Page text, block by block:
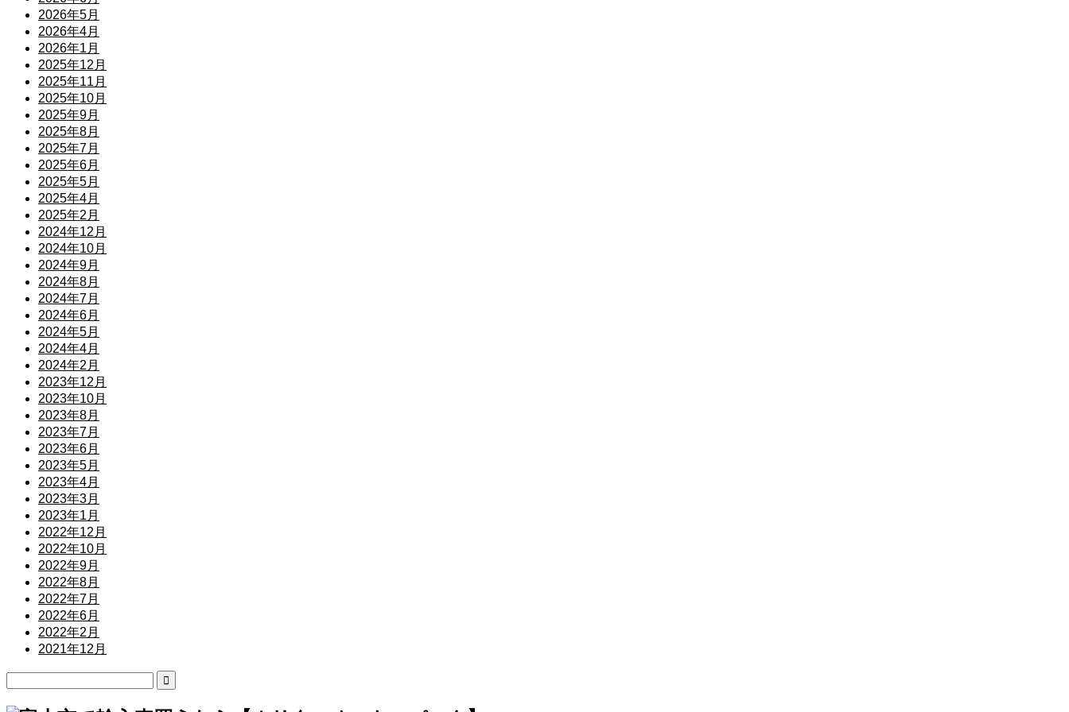
2026年5月
2026年4月
2026年1月
2025年12月
2025年11月
2025年10月
2025年9月
2025年8月
2025年7月
2025年6月
2025年5月
2025年4月
2025年2月
2024年12月
2024年10月
2024年9月
2024年8月
2024年7月
2024年6月
2024年5月
2024年4月
2024年2月
2023年12月
2023年10月
2023年8月
2023年7月
2023年6月
2023年5月
2023年4月
2023年3月
2023年1月
2022年12月
2022年10月
2022年9月
2022年8月
2022年7月
2022年6月
2022年2月
2021年12月